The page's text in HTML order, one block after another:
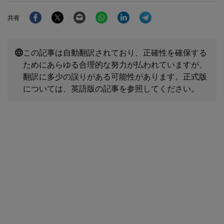
共有
FacebookTwitter Email WhatsAppLinkedIn
この記事は自動翻訳されており、正確性を確保する
ためにあらゆる合理的な努力が払われていますが、
翻訳に多少の誤りがある可能性があります。正式版
については、英語版の記事を参照してください。